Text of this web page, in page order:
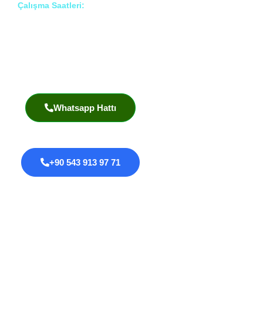
Çalışma Saatleri:
Whatsapp Hattı
+90 543 913 97 71